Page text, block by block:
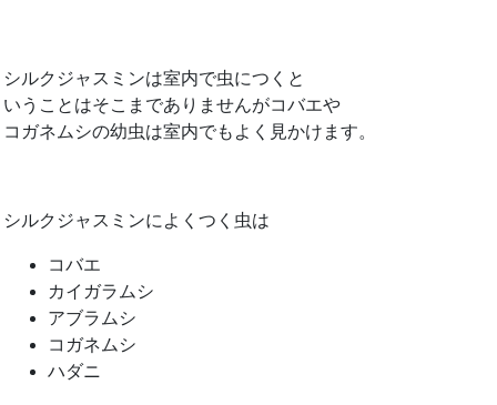
シルクジャスミンは室内で虫につくと
いうことはそこまでありませんがコバエや
コガネムシの幼虫は室内でもよく見かけます。
シルクジャスミンによくつく虫は
コバエ
カイガラムシ
アブラムシ
コガネムシ
ハダニ